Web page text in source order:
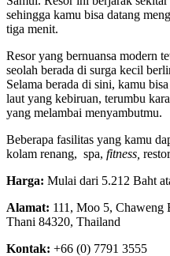
sehingga kamu bisa datang
tiga menit.
Resor yang bernuansa modern
seolah berada di surga kecil
Selama berada di sini, kamu
laut yang kebiruan, terumbu
yang melambai menyambutmu.
Beberapa fasilitas yang kamu
kolam renang, spa, fitness,
Harga: Mulai dari 5.212 Baht
Alamat: 111, Moo 5, Chaweng
Thani 84320, Thailand
Kontak: +66 (0) 7791 3555